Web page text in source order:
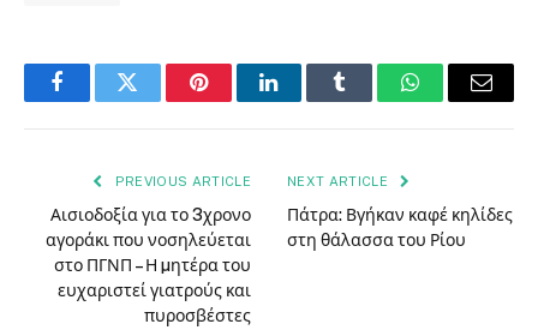
FacebookTwitter PinterestLinkedInTumblr WhatsAppEmail
PREVIOUS ARTICLE
Αισιοδοξία για το 3χρονο
αγοράκι που νοσηλεύεται
στο ΠΓΝΠ – Η µητέρα του
ευχαριστεί γιατρούς και
πυροσβέστες
NEXT ARTICLE
Πάτρα: Βγήκαν καφέ κηλίδες
στη θάλασσα του Ρίου